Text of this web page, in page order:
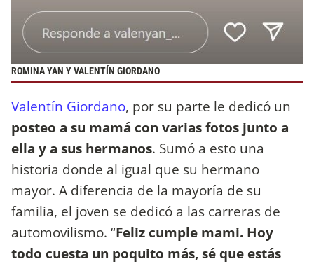
ROMINA YAN Y VALENTÍN GIORDANO
Valentín Giordano, por su parte le dedicó un
posteo a su mamá con varias fotos junto a
ella y a sus hermanos. Sumó a esto una
historia donde al igual que su hermano
mayor. A diferencia de la mayoría de su
familia, el joven se dedicó a las carreras de
automovilismo. “Feliz cumple mami. Hoy
todo cuesta un poquito más, sé que estás